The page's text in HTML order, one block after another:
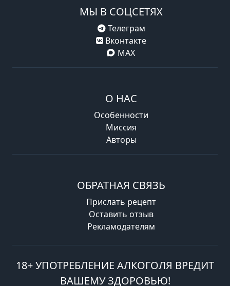
МЫ В СОЦСЕТЯХ
Телеграм
Вконтакте
MAX
О НАС
Особенности
Миссия
Авторы
ОБРАТНАЯ СВЯЗЬ
Прислать рецепт
Оставить отзыв
Рекламодателям
18+ УПОТРЕБЛЕНИЕ АЛКОГОЛЯ ВРЕДИТ
ВАШЕМУ ЗДОРОВЬЮ!